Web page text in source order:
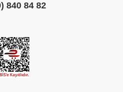
840 84 82